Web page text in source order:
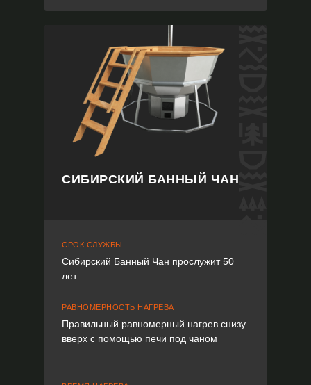
СИБИРСКИЙ БАННЫЙ ЧАН
СРОК СЛУЖБЫ
РАВНОМЕРНОСТЬ НАГРЕВА
Правильный равномерный нагрев снизу
вверх с помощью печи под чаном
Сибирский Банный Чан прослужит 50
лет